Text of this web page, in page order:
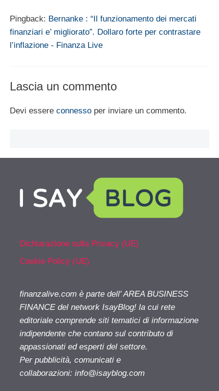
Pingback: Bernanke : “Il funzionamento dei mercati
finanziari e’ migliorato”. Dollaro forte per contrastare
l’inflazione - Finanza Live
Lascia un commento
Devi essere connesso per inviare un commento.
Dichiarazione sulla Privacy (UE)
Cookie Policy (UE)
finanzalive.com è parte dell' AREA BUSINESS
FINANCE del network IsayBlog! la cui rete
editoriale comprende siti tematici di informazione
indipendente che contano sul contributo di
appassionati ed esperti del settore.
Per pubblicità, comunicati e
collaborazioni: info@isayblog.com